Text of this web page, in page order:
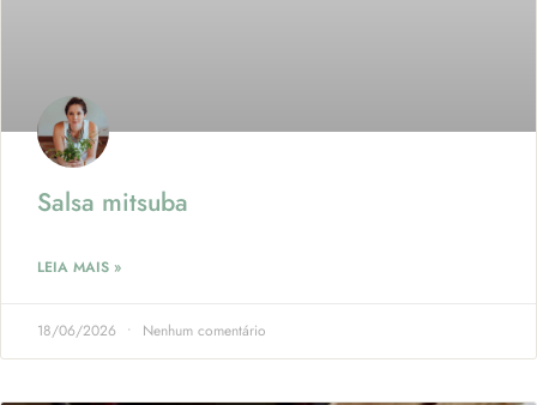
Salsa mitsuba
LEIA MAIS »
18/06/2026 Nenhum comentário